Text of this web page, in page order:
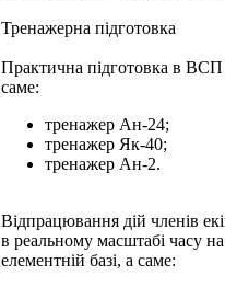
Тренажерна підготовка
Практична підготовка в
саме:
тренажер Ан-24;
тренажер Як-40;
тренажер Ан-2.
Відпрацювання дій членів
в реальному масштабі часу на
елементній базі, а саме: